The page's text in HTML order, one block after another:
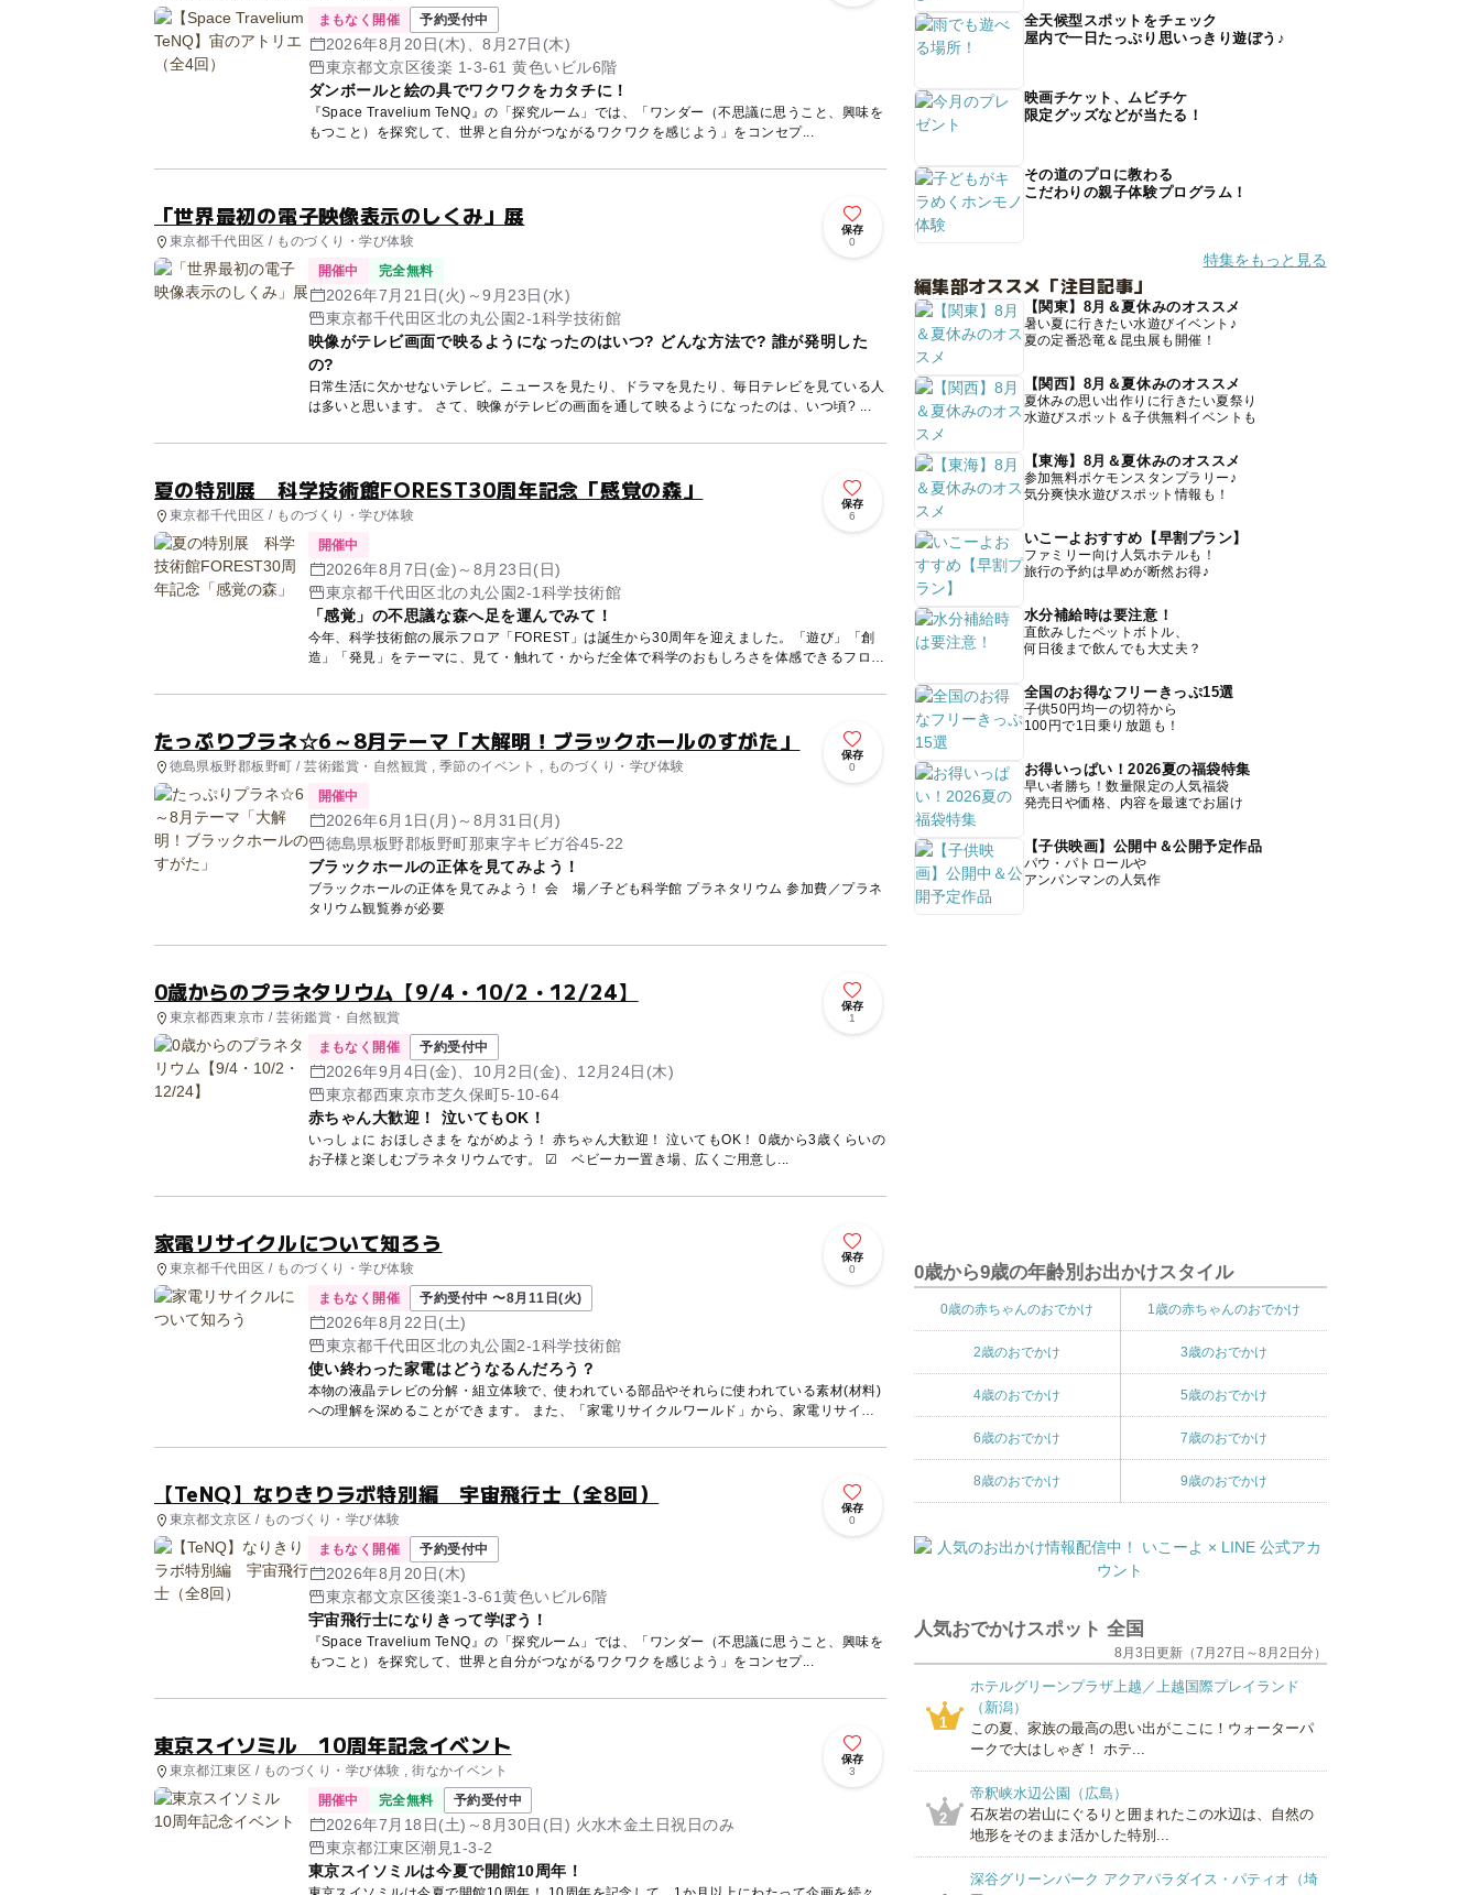
まもなく開催 予約受付中
2026年8月20日(木)、8月27日(木)
東京都文京区後楽 1-3-61 黄色いビル6階
ダンボールと絵の具でワクワクをカタチに！
『Space Travelium TeNQ』の「探究ルーム」では、「ワンダー（不思議に思うこと、興味を
もつこと）を探究して、世界と自分がつながるワクワクを感じよう」をコンセプ...
「世界最初の電子映像表示のしくみ」展
東京都千代田区 / ものづくり・学び体験
保存
0
開催中 完全無料
2026年7月21日(火)～9月23日(水)
東京都千代田区北の丸公園2-1科学技術館
映像がテレビ画面で映るようになったのはいつ? どんな方法で? 誰が発明した
の?
日常生活に欠かせないテレビ。ニュースを見たり、ドラマを見たり、毎日テレビを見ている人
は多いと思います。 さて、映像がテレビの画面を通して映るようになったのは、いつ頃? ...
夏の特別展 科学技術館FOREST30周年記念「感覚の森」
東京都千代田区 / ものづくり・学び体験
保存
6
開催中
2026年8月7日(金)～8月23日(日)
東京都千代田区北の丸公園2-1科学技術館
「感覚」の不思議な森へ足を運んでみて！
今年、科学技術館の展示フロア「FOREST」は誕生から30周年を迎えました。「遊び」「創
造」「発見」をテーマに、見て・触れて・からだ全体で科学のおもしろさを体感できるフロア
たっぷりプラネ☆6～8月テーマ「大解明！ブラックホールのすがた」
徳島県板野郡板野町 / 芸術鑑賞・自然観賞 , 季節のイベント , ものづくり・学び体験
保存
0
開催中
2026年6月1日(月)～8月31日(月)
徳島県板野郡板野町那東字キビガ谷45-22
ブラックホールの正体を見てみよう！
ブラックホールの正体を見てみよう！ 会 場／子ども科学館 プラネタリウム 参加費／プラネ
タリウム観覧券が必要
0歳からのプラネタリウム【9/4・10/2・12/24】
東京都西東京市 / 芸術鑑賞・自然観賞
保存
1
まもなく開催 予約受付中
2026年9月4日(金)、10月2日(金)、12月24日(木)
東京都西東京市芝久保町5-10-64
赤ちゃん大歓迎！ 泣いてもOK！
いっしょに おほしさまを ながめよう！ 赤ちゃん大歓迎！ 泣いてもOK！ 0歳から3歳くらいの
お子様と楽しむプラネタリウムです。 ☑ ベビーカー置き場、広くご用意し...
家電リサイクルについて知ろう
東京都千代田区 / ものづくり・学び体験
保存
0
まもなく開催 予約受付中 〜8月11日(火)
2026年8月22日(土)
東京都千代田区北の丸公園2-1科学技術館
使い終わった家電はどうなるんだろう？
本物の液晶テレビの分解・組立体験で、使われている部品やそれらに使われている素材(材料)
への理解を深めることができます。 また、「家電リサイクルワールド」から、家電リサイク
【TeNQ】なりきりラボ特別編 宇宙飛行士（全8回）
東京都文京区 / ものづくり・学び体験
保存
0
まもなく開催 予約受付中
2026年8月20日(木)
東京都文京区後楽1-3-61黄色いビル6階
宇宙飛行士になりきって学ぼう！
『Space Travelium TeNQ』の「探究ルーム」では、「ワンダー（不思議に思うこと、興味を
もつこと）を探究して、世界と自分がつながるワクワクを感じよう」をコンセプ...
東京スイソミル 10周年記念イベント
東京都江東区 / ものづくり・学び体験 , 街なかイベント
保存
3
開催中 完全無料 予約受付中
2026年7月18日(土)～8月30日(日) 火水木金土日祝日のみ
東京都江東区潮見1-3-2
東京スイソミルは今夏で開館10周年！
全天候型スポットをチェック
屋内で一日たっぷり思いっきり遊ぼう♪
映画チケット、ムビチケ
限定グッズなどが当たる！
その道のプロに教わる
こだわりの親子体験プログラム！
特集をもっと見る
編集部オススメ「注目記事」
【関東】8月＆夏休みのオススメ
暑い夏に行きたい水遊びイベント♪
夏の定番恐竜＆昆虫展も開催！
【関西】8月＆夏休みのオススメ
夏休みの思い出作りに行きたい夏祭り
水遊びスポット＆子供無料イベントも
【東海】8月＆夏休みのオススメ
参加無料ポケモンスタンプラリー♪
気分爽快水遊びスポット情報も！
いこーよおすすめ【早割プラン】
ファミリー向け人気ホテルも！
旅行の予約は早めが断然お得♪
水分補給時は要注意！
直飲みしたペットボトル、
何日後まで飲んでも大丈夫？
全国のお得なフリーきっぷ15選
子供50円均一の切符から
100円で1日乗り放題も！
お得いっぱい！2026夏の福袋特集
早い者勝ち！数量限定の人気福袋
発売日や価格、内容を最速でお届け
【子供映画】公開中＆公開予定作品
パウ・パトロールや
アンパンマンの人気作
0歳から9歳の年齢別お出かけスタイル
0歳の赤ちゃんのおでかけ 1歳の赤ちゃんのおでかけ
2歳のおでかけ 3歳のおでかけ
4歳のおでかけ 5歳のおでかけ
6歳のおでかけ 7歳のおでかけ
8歳のおでかけ 9歳のおでかけ
人気おでかけスポット 全国
8月3日更新（7月27日～8月2日分）
1
ホテルグリーンプラザ上越／上越国際プレイランド
（新潟）
この夏、家族の最高の思い出がここに！ウォーターパ
ークで大はしゃぎ！ ホテ...
2
帝釈峡水辺公園（広島）
石灰岩の岩山にぐるりと囲まれたこの水辺は、自然の
地形をそのまま活かした特別...
深谷グリーンパーク アクアパラダイス・パティオ（埼